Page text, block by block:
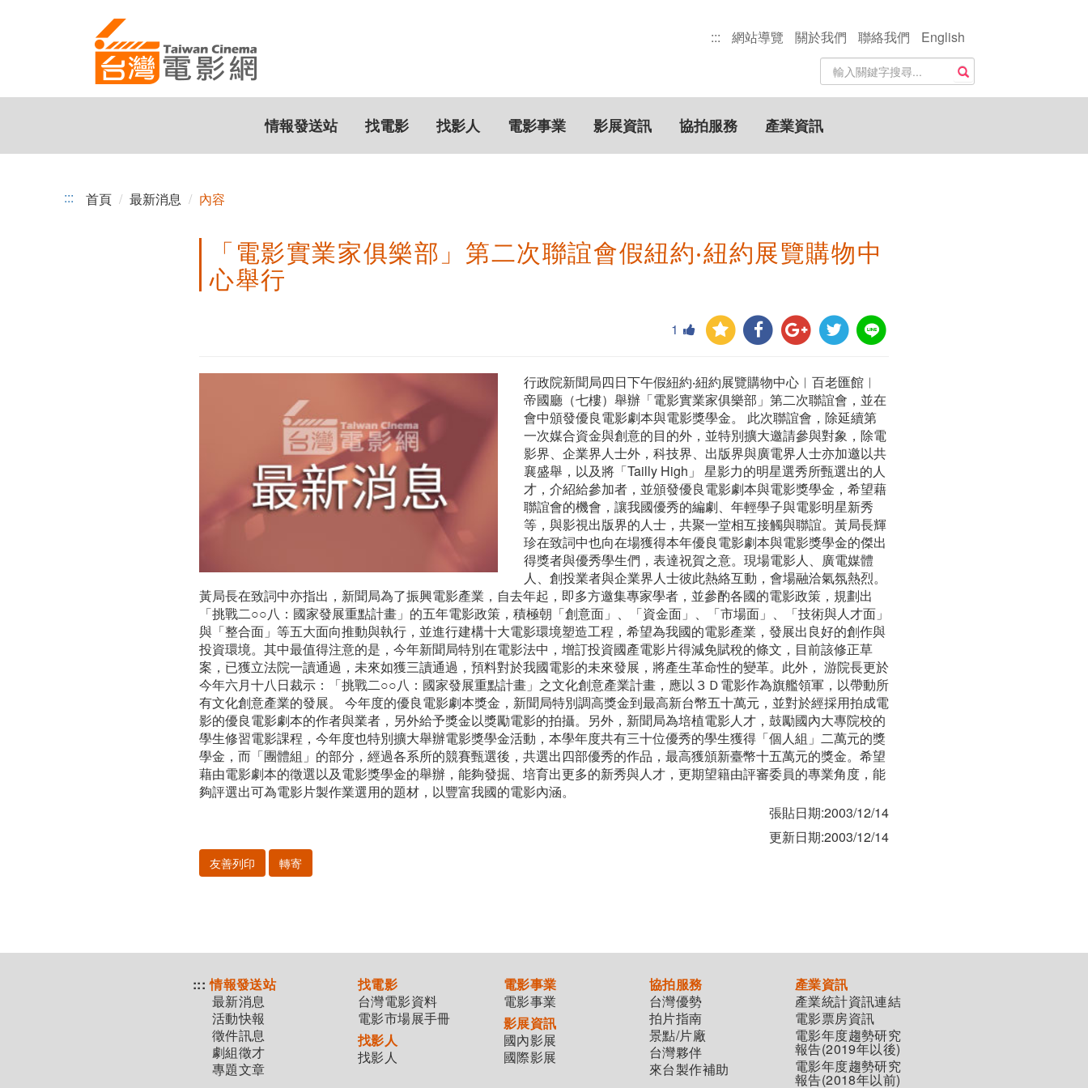
業
::: 網站導覽 關於我們 聯絡我們
English
站
內
搜
尋
關
鍵
搜尋
情報發送站 找電影 找影人 電影事業 影展資訊 協拍服務 產業資訊
::: 首頁 最新消息 內容
「電影實業家俱樂部」第二次聯誼會假紐約‧紐約展覽購物中
心舉行
1
行政院新聞局四日下午假紐約‧紐約展覽購物中心︱百老匯館︱
帝國廳（七樓）舉辦「電影實業家俱樂部」第二次聯誼會，並在
會中頒發優良電影劇本與電影獎學金。 此次聯誼會，除延續第
一次媒合資金與創意的目的外，並特別擴大邀請參與對象，除電
影界、企業界人士外，科技界、出版界與廣電界人士亦加邀以共
襄盛舉，以及將「Tailly High」 星影力的明星選秀所甄選出的人
才，介紹給參加者，並頒發優良電影劇本與電影獎學金，希望藉
聯誼會的機會，讓我國優秀的編劇、年輕學子與電影明星新秀
等，與影視出版界的人士，共聚一堂相互接觸與聯誼。黃局長輝
珍在致詞中也向在場獲得本年優良電影劇本與電影獎學金的傑出
得獎者與優秀學生們，表達祝賀之意。現場電影人、廣電媒體
人、創投業者與企業界人士彼此熱絡互動，會場融洽氣氛熱烈。
黃局長在致詞中亦指出，新聞局為了振興電影產業，自去年起，即多方邀集專家學者，並參酌各國的電影政策，規劃出
「挑戰二○○八：國家發展重點計畫」的五年電影政策，積極朝「創意面」、「資金面」、「市場面」、「技術與人才面」
與「整合面」等五大面向推動與執行，並進行建構十大電影環境塑造工程，希望為我國的電影產業，發展出良好的創作與
投資環境。其中最值得注意的是，今年新聞局特別在電影法中，增訂投資國產電影片得減免賦稅的條文，目前該修正草
案，已獲立法院一讀通過，未來如獲三讀通過，預料對於我國電影的未來發展，將產生革命性的變革。此外， 游院長更於
今年六月十八日裁示：「挑戰二○○八：國家發展重點計畫」之文化創意產業計畫，應以３Ｄ電影作為旗艦領軍，以帶動所
有文化創意產業的發展。 今年度的優良電影劇本獎金，新聞局特別調高獎金到最高新台幣五十萬元，並對於經採用拍成電
影的優良電影劇本的作者與業者，另外給予獎金以獎勵電影的拍攝。另外，新聞局為培植電影人才，鼓勵國內大專院校的
學生修習電影課程，今年度也特別擴大舉辦電影獎學金活動，本學年度共有三十位優秀的學生獲得「個人組」二萬元的獎
學金，而「團體組」的部分，經過各系所的競賽甄選後，共選出四部優秀的作品，最高獲頒新臺幣十五萬元的獎金。希望
藉由電影劇本的徵選以及電影獎學金的舉辦，能夠發掘、培育出更多的新秀與人才，更期望籍由評審委員的專業角度，能
夠評選出可為電影片製作業選用的題材，以豐富我國的電影內涵。
張貼日期:2003/12/14
更新日期:2003/12/14
友善列印 轉寄
::: 情報發送站
最新消息
活動快報
徵件訊息
劇組徵才
專題文章
找電影
台灣電影資料
電影市場展手冊
找影人
找影人
電影事業
電影事業
影展資訊
國內影展
國際影展
協拍服務
台灣優勢
拍片指南
景點/片廠
台灣夥伴
來台製作補助
產業資訊
產業統計資訊連結
電影票房資訊
電影年度趨勢研究
報告(2019年以後)
電影年度趨勢研究
報告(2018年以前)